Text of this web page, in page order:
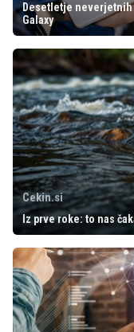
Desetletje
Galaxy
Cekin.si
Iz prve roke: to nas